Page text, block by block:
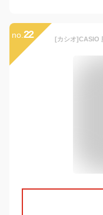
no. 22 [カシオ]CASIO